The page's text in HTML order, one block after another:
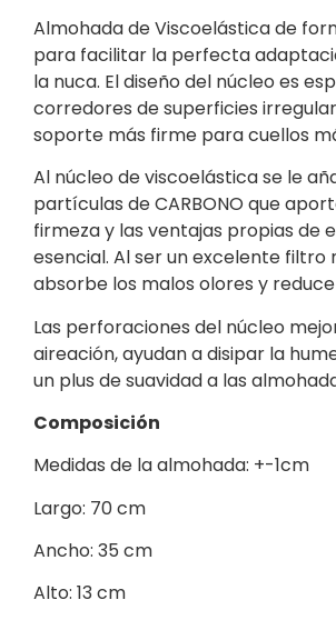
Almohada de Viscoelástica de
para facilitar la perfecta
la nuca. El diseño del núcleo es
corredores de superficies
soporte más firme para cuellos
Al núcleo de viscoelástica se le
partículas de CARBONO que
firmeza y las ventajas propias de
esencial. Al ser un excelente filtro
absorbe los malos olores y
Las perforaciones del núcleo
aireación, ayudan a disipar la
un plus de suavidad a las
Composición
Medidas de la almohada: +-1cm
Largo: 70 cm
Ancho: 35 cm
Alto: 13 cm